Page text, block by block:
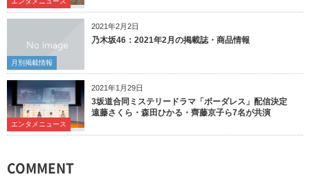
2021年2月2日
月別掲載情報
乃木坂46：2021年2月の掲載誌・商品情報
2021年1月29日
エンタメニュース
3坂道合同ミステリードラマ「ボーダレス」配信決定
遠藤さくら・森田ひかる・齊藤京子ら7名が共演
COMMENT